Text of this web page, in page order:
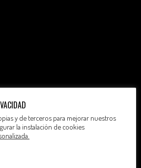
y de terceros para mejorar nuestros
la instalación de cookies